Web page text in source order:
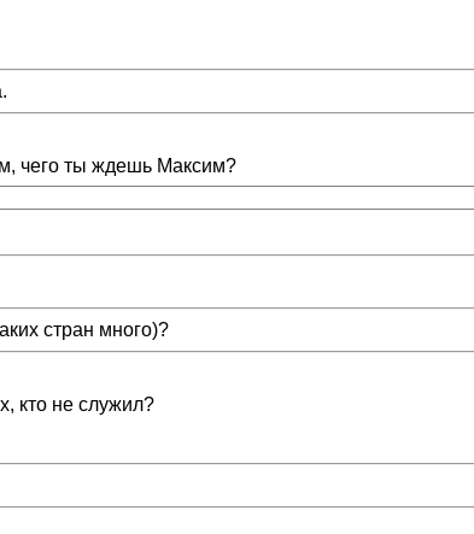
чего ты ждешь Максим?
стран много)?
кто не служил?